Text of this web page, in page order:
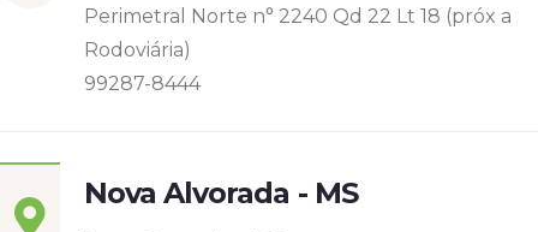
Perimetral Norte n° 2240 Qd 22 Lt 18 (próx a
Rodoviária)
99287-8444
Nova Alvorada - MS